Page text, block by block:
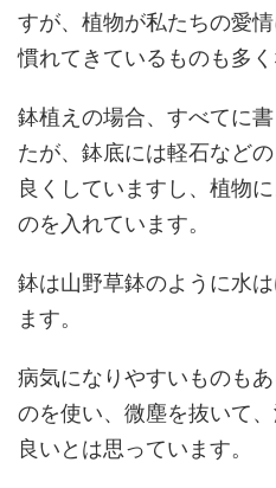
すが、植物が私たちの愛
慣れてきているものも多く
鉢植えの場合、すべてに
たが、鉢底には軽石など
良くしていますし、植物
のを入れています。
鉢は山野草鉢のように水
ます。
病気になりやすいものも
のを使い、微塵を抜いて
良いとは思っています。